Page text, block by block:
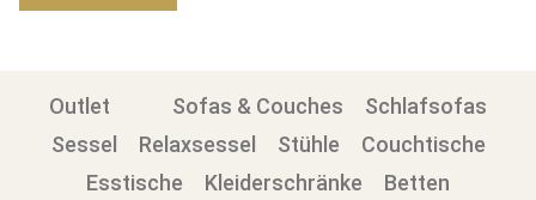
Outlet Sofas & Couches
Schlafsofas
Sessel
Relaxsessel Stühle
Couchtische
Esstische
Kleiderschränke
Betten